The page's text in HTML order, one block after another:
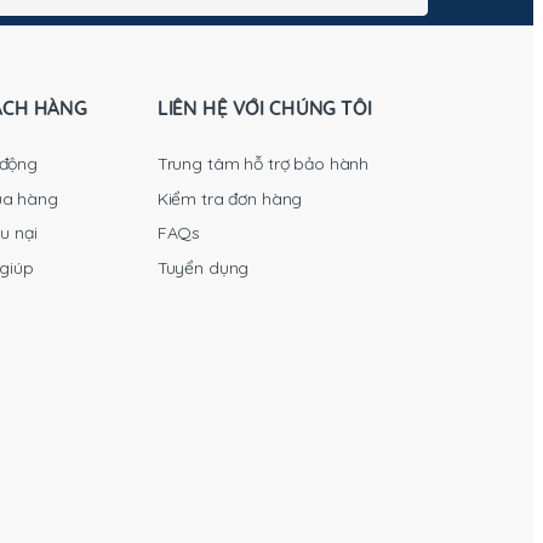
phẩm
HÀNG
hàng
nại
LIÊN HỆ VỚI CHÚNG TÔI
Trung tâm hỗ trợ bảo hành
Kiểm tra đơn hàng
FAQs
Tuyển dụng